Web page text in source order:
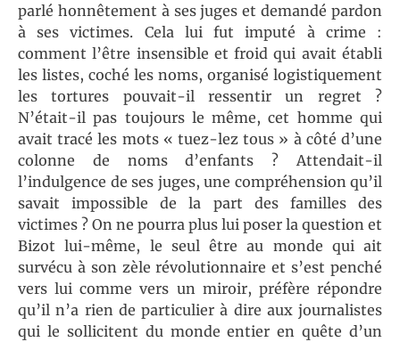
parlé honnêtement à ses juges et demandé pardon
à ses victimes. Cela lui fut imputé à crime :
comment l’être insensible et froid qui avait établi
les listes, coché les noms, organisé logistiquement
les tortures pouvait-il ressentir un regret ?
N’était-il pas toujours le même, cet homme qui
avait tracé les mots « tuez-lez tous » à côté d’une
colonne de noms d’enfants ? Attendait-il
l’indulgence de ses juges, une compréhension qu’il
savait impossible de la part des familles des
victimes ? On ne pourra plus lui poser la question et
Bizot lui-même, le seul être au monde qui ait
survécu à son zèle révolutionnaire et s’est penché
vers lui comme vers un miroir, préfère répondre
qu’il n’a rien de particulier à dire aux journalistes
qui le sollicitent du monde entier en quête d’un